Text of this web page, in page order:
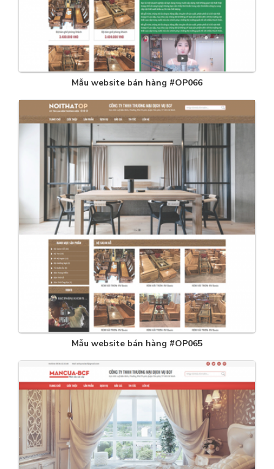
Mẫu website bán hàng #OP066
Mẫu website bán hàng #OP065